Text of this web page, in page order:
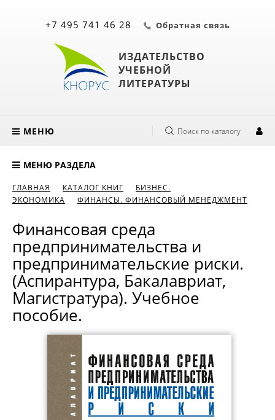
ИЗДАТЕЛЬСТВО
УЧЕБНОЙ
ЛИТЕРАТУРЫ
+7 495 741 46 28 Обратная связь
МЕНЮ Поиск по каталогу
МЕНЮ РАЗДЕЛА
ГЛАВНАЯ КАТАЛОГ КНИГ
БИЗНЕС.
ЭКОНОМИКА
ФИНАНСЫ. ФИНАНСОВЫЙ МЕНЕДЖМЕНТ
Финансовая среда
предпринимательства и
предпринимательские риски.
(Аспирантура, Бакалавриат,
Магистратура). Учебное
пособие.